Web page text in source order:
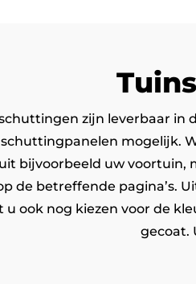
zijn leverbaar in
mogelijk.
bijvoorbeeld uw voortuin,
de betreffende pagina’s.
u ook nog kiezen voor de
gecoat.